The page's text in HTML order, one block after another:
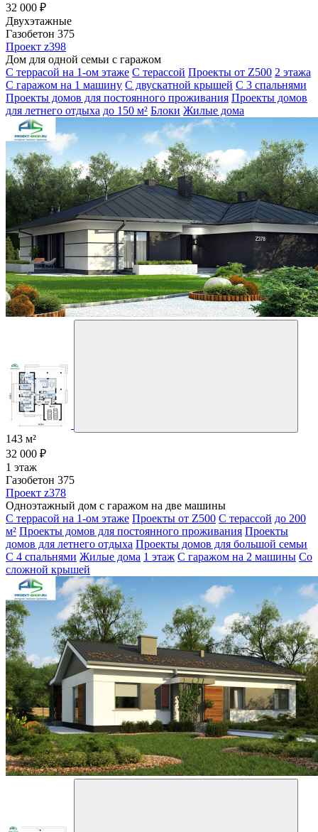
32 000 ₽
Двухэтажные
Газобетон 375
Проект z398
Дом для одной семьи с гаражом
С террасой на 1-ом этаже С терассой Проекты от Z500 2 этажа
С гаражом на 1 машину С двускатной крышей С 3 спальнями
Проекты домов для постоянного проживания Проекты домов
для летнего отдыха до 150 м² Блоки Жилые дома
143 м²
32 000 ₽
1 этаж
Газобетон 375
Проект z378
Одноэтажный дом с гаражом на две машины
С террасой на 1-ом этаже Проекты от Z500 С терассой до 200
м² Проекты домов для постоянного проживания Проекты
домов для летнего отдыха Проекты домов для большой семьи
С 4 спальнями Жилые дома 1 этаж С гаражом на 2 машины Со
сложной крышей